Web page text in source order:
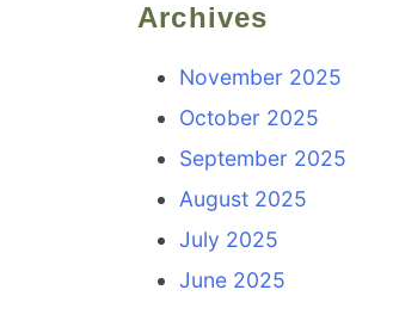
Archives
November 2025
October 2025
September 2025
August 2025
July 2025
June 2025